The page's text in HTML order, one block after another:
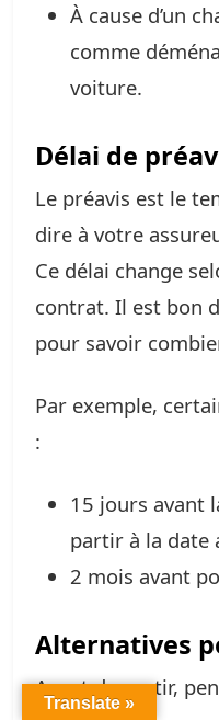
À cause d’un
comme
voiture.
Délai de
Le préavis est le
dire à votre
Ce délai change
contrat. Il est bon
pour savoir
Par exemple,
:
15 jours avant
partir à la date
2 mois avant
Alternatives
Avant de partir,
Translate »